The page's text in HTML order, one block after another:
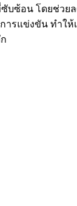
ซ้อน โดยช่วย
แข่งขัน ทำใ